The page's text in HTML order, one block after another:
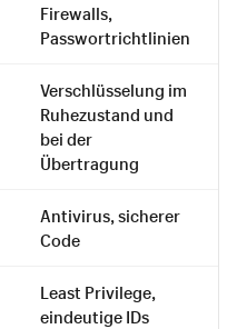
Firewalls,
Passwortrichtlinien
Verschlüsselung im
Ruhezustand und
bei der
Übertragung
Antivirus, sicherer
Code
Least Privilege,
eindeutige IDs